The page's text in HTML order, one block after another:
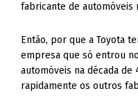
fabricante de automóveis
Então, por que a Toyota
empresa que só entrou
automóveis na década
rapidamente os outros